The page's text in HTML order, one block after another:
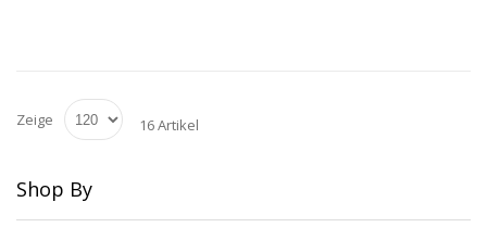
Zeige 16 Artikel
Shop By